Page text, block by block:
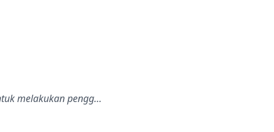
melakukan pengg…